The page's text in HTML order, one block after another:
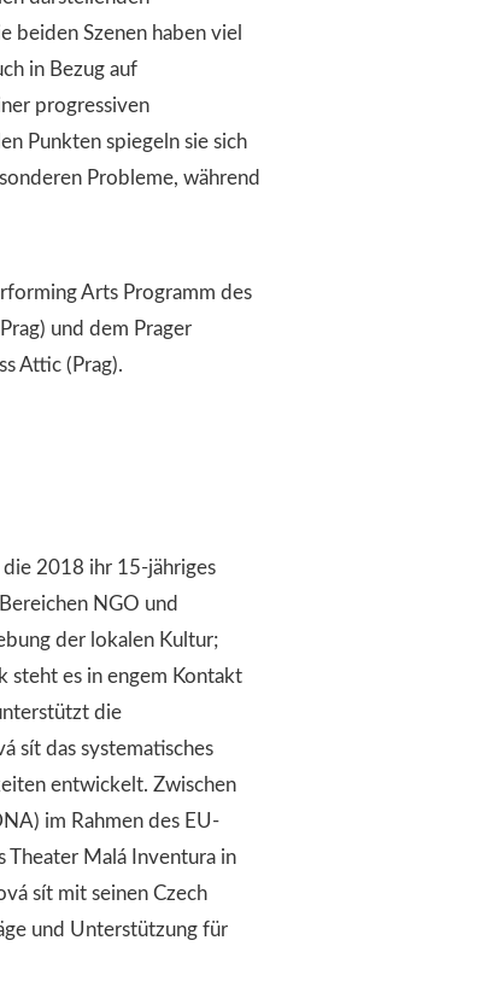
beiden Szenen haben viel
in Bezug auf
progressiven
Punkten spiegeln sie sich
Probleme, während
Arts Programm des
und dem Prager
Attic (Prag).
die 2018 ihr 15-jähriges
NGO und
der lokalen Kultur;
steht es in engem Kontakt
die
sít das systematisches
entwickelt. Zwischen
im Rahmen des EU-
Theater Malá Inventura in
sít mit seinen Czech
und Unterstützung für